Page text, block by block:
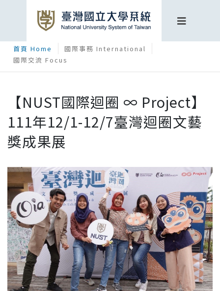
首頁 Home
國際事務 International
國際交流 Focus
【NUST國際迴圈 ∞ Project】
111年12/1-12/7臺灣迴圈文藝
獎成果展